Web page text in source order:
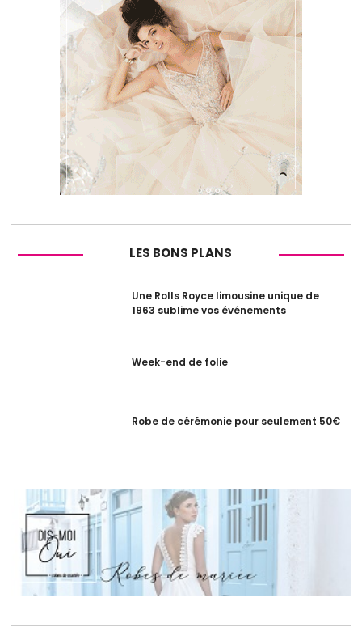
LES BONS PLANS
Une Rolls Royce limousine unique de
1963 sublime vos événements
Week-end de folie
Robe de cérémonie pour seulement 50€